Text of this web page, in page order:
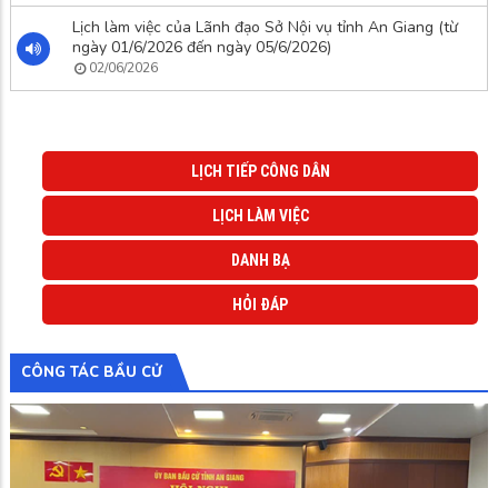
Lịch làm việc của Lãnh đạo Sở Nội vụ tỉnh An Giang (từ
ngày 01/6/2026 đến ngày 05/6/2026)
02/06/2026
LỊCH TIẾP CÔNG DÂN
LỊCH LÀM VIỆC
DANH BẠ
HỎI ĐÁP
CÔNG TÁC BẦU CỬ